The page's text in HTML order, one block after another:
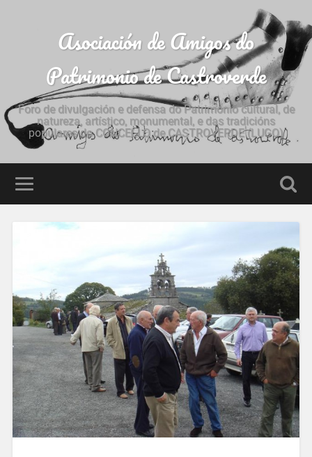
Asociación de Amigos do
Patrimonio de Castroverde
Foro de divulgación e defensa do Patrimonio cultural, de
natureza, artístico, monumental, e das tradicións
populares do CONCELLO de CASTROVERDE (LUGO)